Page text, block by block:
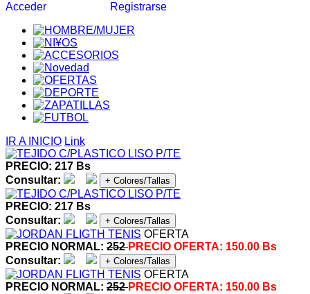
Acceder Registrarse
IR A INICIO Link
PRECIO: 217 Bs
Consultar:
+ Colores/Tallas
PRECIO: 217 Bs
Consultar:
+ Colores/Tallas
OFERTA
PRECIO NORMAL: 252PRECIO OFERTA: 150.00 Bs
Consultar:
+ Colores/Tallas
OFERTA
PRECIO NORMAL: 252PRECIO OFERTA: 150.00 Bs